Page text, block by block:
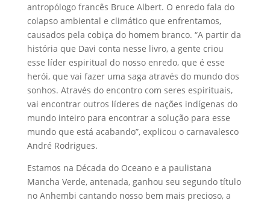
antropólogo francês Bruce Albert. O enredo fala do
colapso ambiental e climático que enfrentamos,
causados pela cobiça do homem branco. “A partir da
história que Davi conta nesse livro, a gente criou
esse líder espiritual do nosso enredo, que é esse
herói, que vai fazer uma saga através do mundo dos
sonhos. Através do encontro com seres espirituais,
vai encontrar outros líderes de nações indígenas do
mundo inteiro para encontrar a solução para esse
mundo que está acabando”, explicou o carnavalesco
André Rodrigues.
Estamos na Década do Oceano e a paulistana
Mancha Verde, antenada, ganhou seu segundo título
no Anhembi cantando nosso bem mais precioso, a